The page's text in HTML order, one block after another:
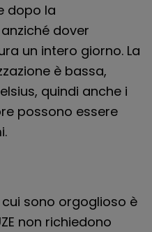
dopo la
anziché dover
un intero giorno. La
è bassa,
quindi anche i
possono essere
sono orgoglioso è
non richiedono